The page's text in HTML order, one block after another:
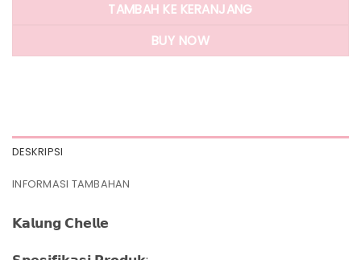
TAMBAH KE KERANJANG
BUY NOW
DESKRIPSI
INFORMASI TAMBAHAN
𝗞𝗮𝗹𝘂𝗻𝗴 𝗖𝗵𝗲𝗹𝗹𝗲